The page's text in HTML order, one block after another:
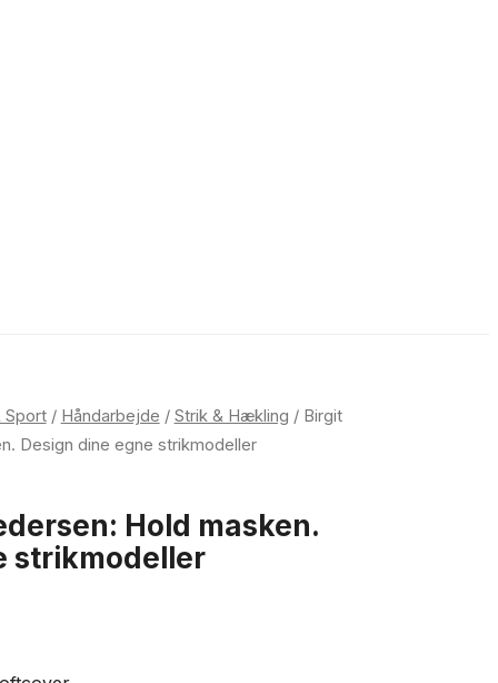
Sport/ Håndarbejde / Strik & Hækling / Birgit
Design dine egne strikmodeller
Hold masken.
strikmodeller